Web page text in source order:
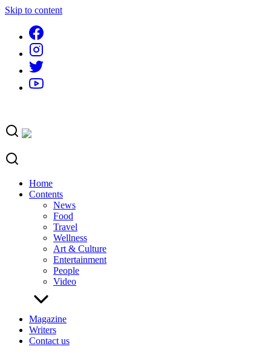
Skip to content
Home
Contents
News
Food
Travel
Wellness
Art & Culture
Entertainment
People
Video
Magazine
Writers
Contact us